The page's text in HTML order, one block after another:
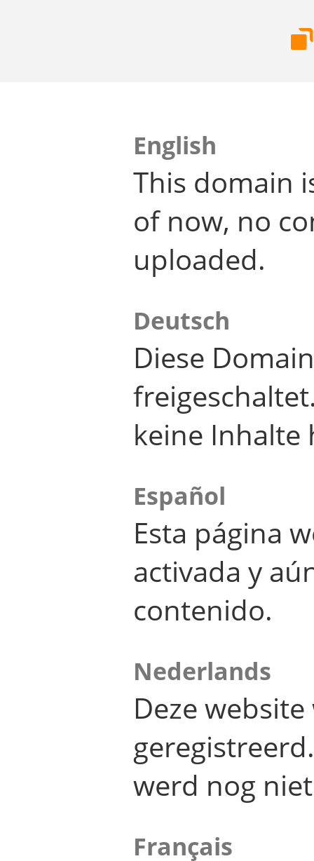
English
This domain
of now, no
uploaded.
Deutsch
Diese
keine Inhalte
Español
Esta página
activada y
contenido.
Nederlands
Deze
werd nog
Français